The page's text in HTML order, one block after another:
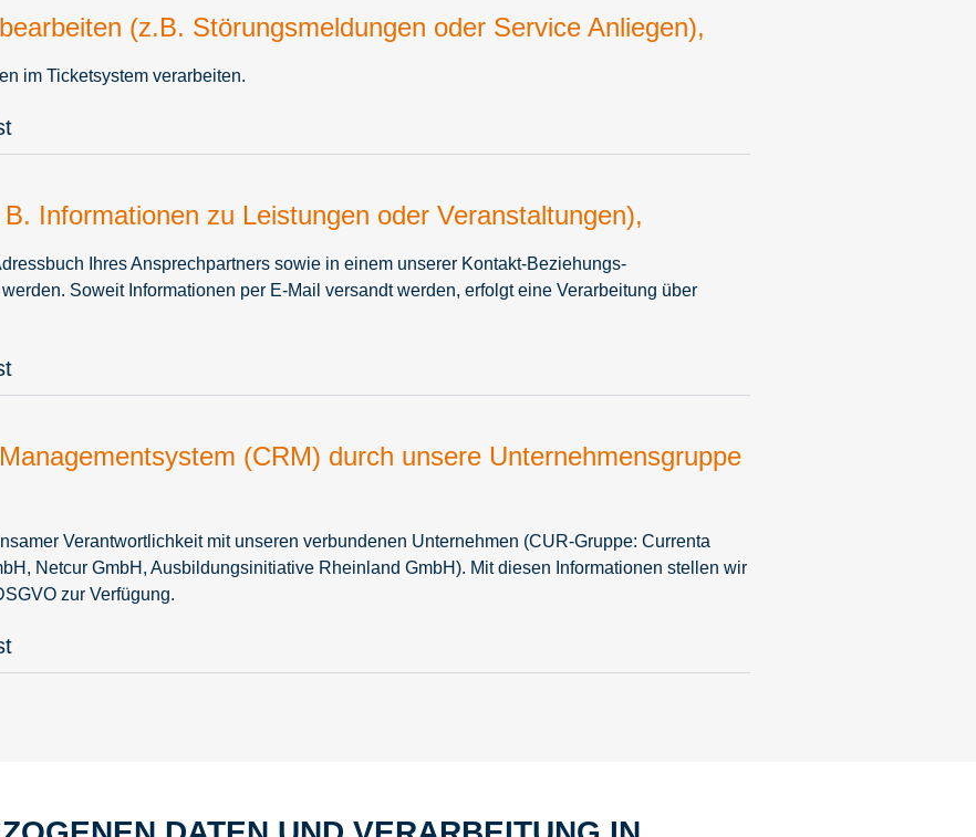
(z.B. Störungsmeldungen oder Service Anliegen),
im Ticketsystem verarbeiten.
Informationen zu Leistungen oder Veranstaltungen),
Ihres Ansprechpartners sowie in einem unserer Kontakt-Beziehungs-
Soweit Informationen per E-Mail versandt werden, erfolgt eine Verarbeitung über
(CRM) durch unsere Unternehmensgruppe
Verantwortlichkeit mit unseren verbundenen Unternehmen (CUR-Gruppe: Currenta
Netcur GmbH, Ausbildungsinitiative Rheinland GmbH). Mit diesen Informationen stellen wir
zur Verfügung.